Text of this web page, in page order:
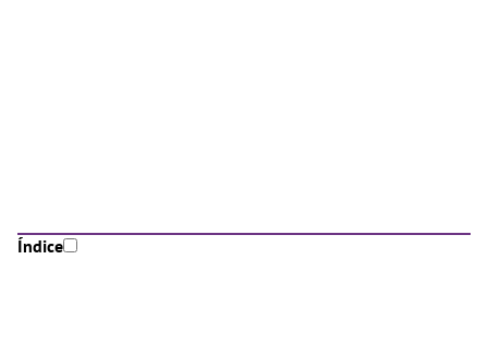
Índice